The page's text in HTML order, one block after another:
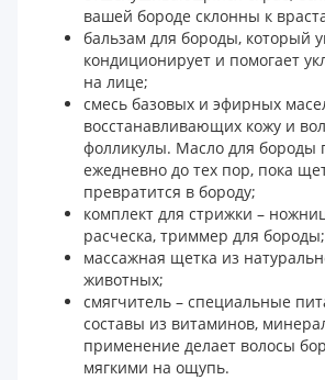
вашей бороде склонны к
бальзам для бороды, который
кондиционирует и помогает
на лице;
смесь базовых и эфирных
восстанавливающих кожу и
фолликулы. Масло для бороды
ежедневно до тех пор, пока
превратится в бороду;
комплект для стрижки –
расческа, триммер для бороды;
массажная щетка из
животных;
смягчитель – специальные
составы из витаминов,
применение делает волосы
мягкими на ощупь.